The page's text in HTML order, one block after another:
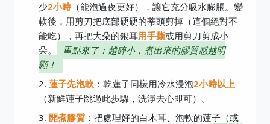
少2小時（能泡過夜更好），讓它充分吸水膨脹。變
軟後，用剪刀把底部硬硬的蒂頭剪掉（這個絕對不
能吃），再把大朵的銀耳用手撕或用剪刀剪成小
朵。
重點來了：越碎小，煮出來的膠質感越明
顯！
蓮子先泡軟 ：乾蓮子同樣用冷水浸泡2小時以上
（新鮮蓮子跳過此步驟，洗淨去心即可）。
開煮膠質 ：把處理好的白木耳、泡軟的蓮子（或